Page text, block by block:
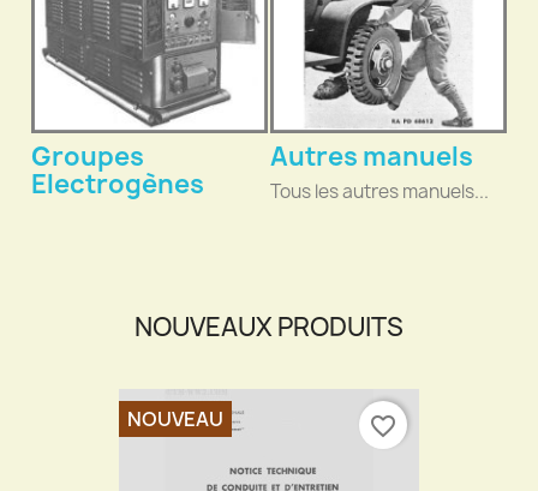
Groupes
Electrogènes
Autres manuels
Tous les autres manuels...
NOUVEAUX PRODUITS
NOUVEAU favorite_border